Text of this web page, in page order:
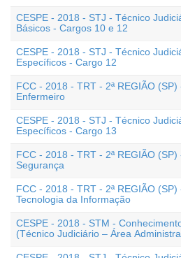
CESPE - 2018 - STJ - Técnico
Básicos - Cargos 10 e 12
CESPE - 2018 - STJ - Técnico
Específicos - Cargo 12
FCC - 2018 - TRT - 2ª REGIÃO
Enfermeiro
CESPE - 2018 - STJ - Técnico
Específicos - Cargo 13
FCC - 2018 - TRT - 2ª REGIÃO
Segurança
FCC - 2018 - TRT - 2ª REGIÃO
Tecnologia da Informação
CESPE - 2018 - STM -
(Técnico Judiciário – Área